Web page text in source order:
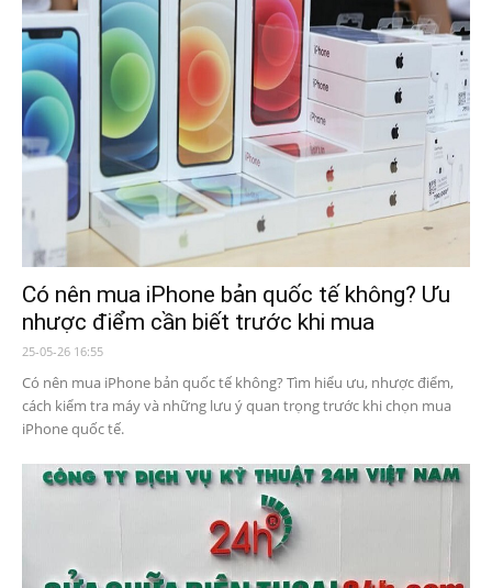
Có nên mua iPhone bản quốc tế không? Ưu
nhược điểm cần biết trước khi mua
25-05-26 16:55
Có nên mua iPhone bản quốc tế không? Tìm hiểu ưu, nhược điểm,
cách kiểm tra máy và những lưu ý quan trọng trước khi chọn mua
iPhone quốc tế.